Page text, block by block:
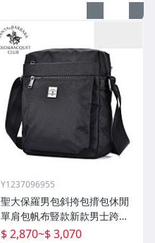
Y1237096955
聖大保羅男包斜挎包揹包休閒
單肩包帆布豎款新款男士跨包
牛津布包
$ 2,870~$ 3,070